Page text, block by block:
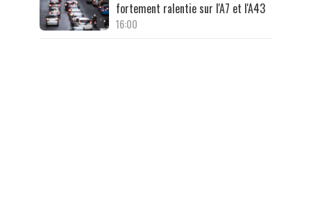
fortement ralentie sur l'A7 et l'A43
16:00